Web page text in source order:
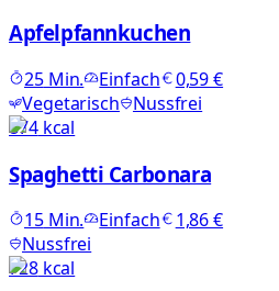
Apfelpfannkuchen
25Min. Einfach
0,59 €
Vegetarisch
Nussfrei
874kcal
Spaghetti Carbonara
15Min. Einfach
1,86 €
Nussfrei
728kcal